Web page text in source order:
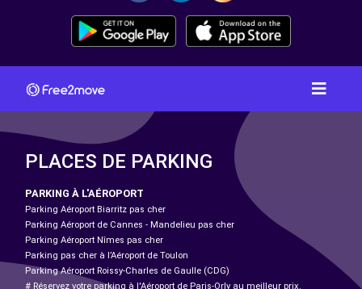
PLACES DE PARKING
PARKING À L'AÉROPORT
Parking Aéroport Biarritz pas cher
Parking Aéroport de Cannes - Mandelieu pas cher
Parking Aéroport Nîmes pas cher
Parking pas cher à l’Aéroport de Toulon
Parking Aéroport Roissy-Charles de Gaulle (CDG)
# Réservez votre parking à l'Aéroport de Paris-Orly au meilleur prix.